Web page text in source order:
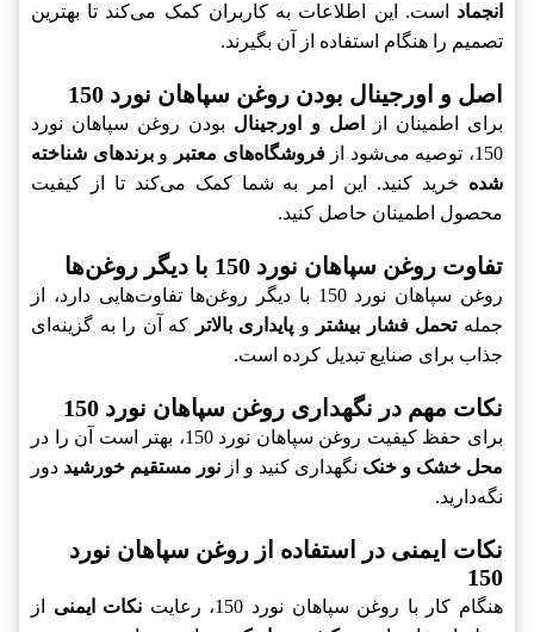
انجماد است. این اطلاعات به کاربران کمک می‌کند تا بهترین
تصمیم را هنگام استفاده از آن بگیرند.
اصل و اورجینال بودن روغن سپاهان نورد 150
برای اطمینان از اصل و اورجینال بودن روغن سپاهان نورد
150، توصیه می‌شود از
فروشگاه‌های معتبر وبرندهای شناخته
شده خرید کنید. این امر به شما کمک می‌کند تا از کیفیت
محصول اطمینان حاصل کنید.
تفاوت روغن سپاهان نورد 150 با دیگر روغن‌ها
روغن سپاهان نورد 150 با دیگر روغن‌ها تفاوت‌هایی دارد، از
جملهتحمل فشار بیشتر و پایداری بالاتر
که آن را به گزینه‌ای
جذاب برای صنایع تبدیل کرده است.
نکات مهم در نگهداری روغن سپاهان نورد 150
برای حفظ کیفیت روغن سپاهان نورد 150، بهتر است آن را در
محل خشک و خنک نگهداری کنید و از نور مستقیم خورشید دور
نگه‌دارید.
نکات ایمنی در استفاده از روغن سپاهان نورد
150
هنگام کار با روغن سپاهان نورد 150، رعایت نکات ایمنی از